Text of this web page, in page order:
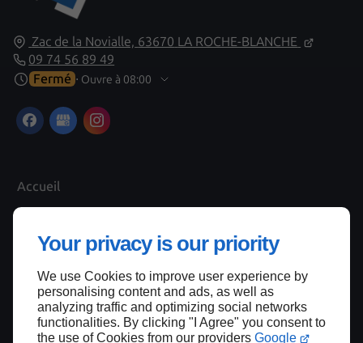
Your privacy is our priority
We use Cookies to improve user experience by
personalising content and ads, as well as
analyzing traffic and optimizing social networks
functionalities. By clicking "I Agree" you consent to
the use of Cookies from our providers Google
Zac de la Novialle, 63670 LA ROCHE-BLANCHE
09 74 56 89 49
Fermé ⋅ Ouvre à 08:00
Accueil
Contactez-nous
Mentions légales
Haut de page